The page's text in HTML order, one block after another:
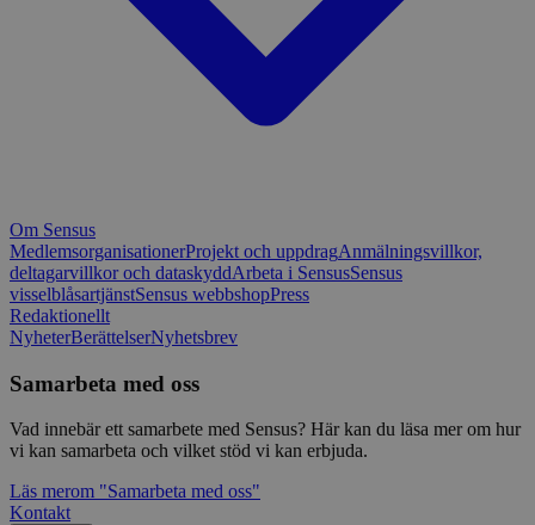
Om Sensus
MedlemsorganisationerProjekt och uppdragAnmälningsvillkor,
deltagarvillkor och dataskyddArbeta i SensusSensus
visselblåsartjänstSensus webbshopPress
Redaktionellt
NyheterBerättelserNyhetsbrev
Samarbeta med oss
Vad innebär ett samarbete med Sensus? Här kan du läsa mer om hur
vi kan samarbeta och vilket stöd vi kan erbjuda.
Läs merom "Samarbeta med oss"
Kontakt